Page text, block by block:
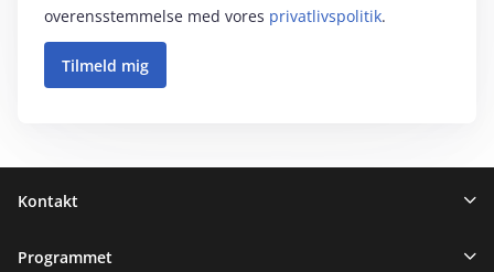
overensstemmelse med vores privatlivspolitik.
Sidefod
Kontakt
Programmet